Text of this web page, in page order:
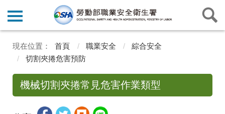
首頁 職業安全
綜合安全
切割夾捲危害預防
機械切割夾捲常見危害作業類型